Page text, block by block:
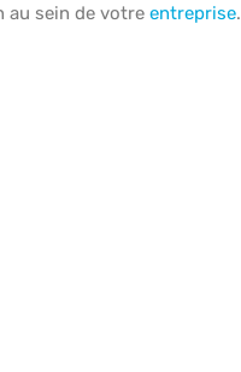
au sein de votre entreprise.